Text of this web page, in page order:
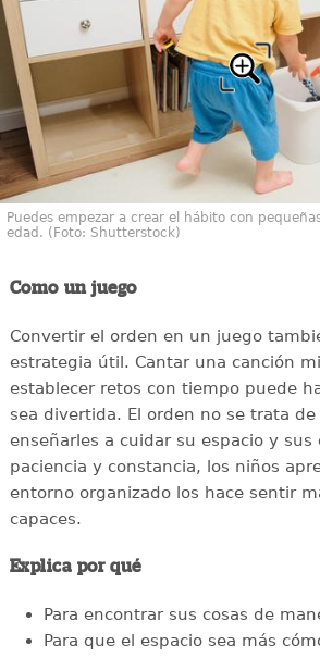
Puedes empezar a crear el hábito con
edad. (Foto: Shutterstock)
Como un juego
Convertir el orden en un juego
estrategia útil. Cantar una canción
establecer retos con tiempo puede
sea divertida. El orden no se trata
enseñarles a cuidar su espacio y sus
paciencia y constancia, los niños
entorno organizado los hace sentir
capaces.
Explica por qué
Para encontrar sus cosas de
Para que el espacio sea más